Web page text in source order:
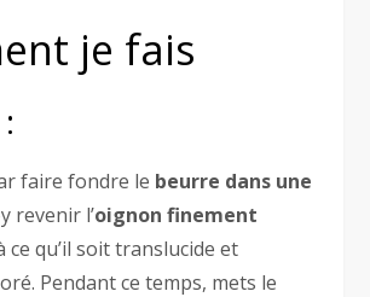
je fais
faire fondre le beurre dans une
revenir l’oignon finement
ce qu’il soit translucide et
Pendant ce temps, mets le